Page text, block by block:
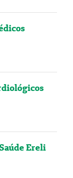
Ereli